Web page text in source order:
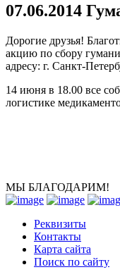
07.06.2014
Дорогие друзья!
акцию по сбору
адресу: г. Санкт-
14 июня в 18.00 все
логистике
МЫ БЛАГОДАРИМ!
Реквизиты
Контакты
Карта сайта
Поиск по сайту